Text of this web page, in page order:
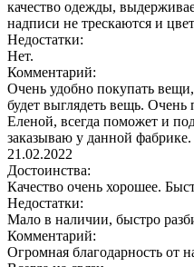
качество одежды,
надписи не трескаются и
Недостатки:
Нет.
Комментарий:
Очень удобно покупать
будет выглядеть вещь.
Еленой, всегда поможет и
заказываю у данной фабрике.
21.02.2022
Достоинства:
Качество очень хорошее.
Недостатки:
Мало в наличии, быстро
Комментарий:
Огромная благодарность